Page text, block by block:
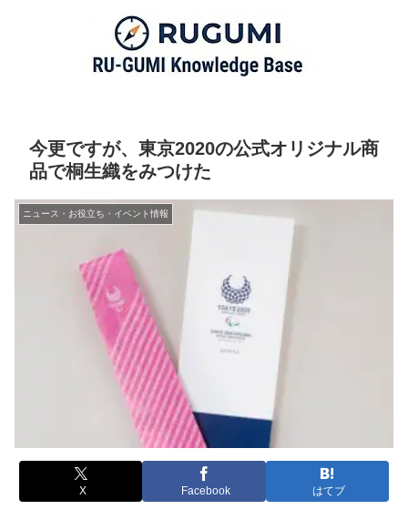
今更ですが、東京2020の公式オリジナル商
品で桐生織をみつけた
ニュース・お役立ち・イベント情報
X Facebook はてブ